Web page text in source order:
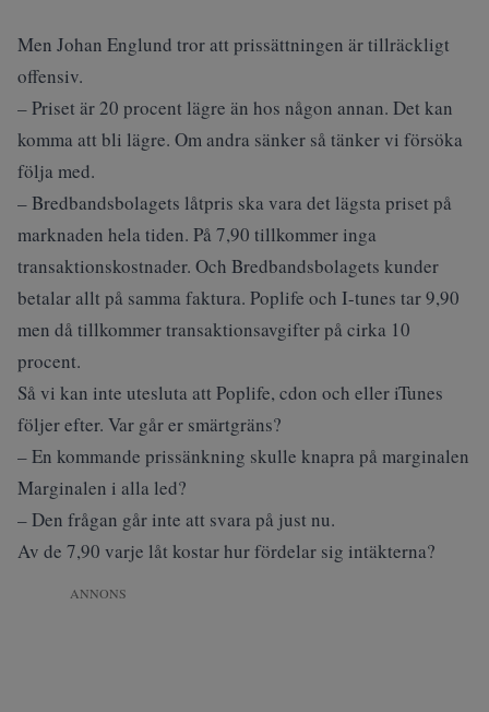
Men Johan Englund tror att prissättningen är tillräckligt
offensiv.
– Priset är 20 procent lägre än hos någon annan. Det kan
komma att bli lägre. Om andra sänker så tänker vi försöka
följa med.
– Bredbandsbolagets låtpris ska vara det lägsta priset på
marknaden hela tiden. På 7,90 tillkommer inga
transaktionskostnader. Och Bredbandsbolagets kunder
betalar allt på samma faktura. Poplife och I-tunes tar 9,90
men då tillkommer transaktionsavgifter på cirka 10
procent.
Så vi kan inte utesluta att Poplife, cdon och eller iTunes
följer efter. Var går er smärtgräns?
– En kommande prissänkning skulle knapra på marginalen
Marginalen i alla led?
– Den frågan går inte att svara på just nu.
Av de 7,90 varje låt kostar hur fördelar sig intäkterna?
ANNONS